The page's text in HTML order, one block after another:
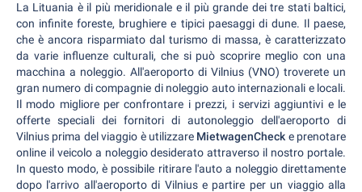
La Lituania è il più meridionale e il più grande dei tre stati baltici,
con infinite foreste, brughiere e tipici paesaggi di dune. Il paese,
che è ancora risparmiato dal turismo di massa, è caratterizzato
da varie influenze culturali, che si può scoprire meglio con una
macchina a noleggio. All'aeroporto di Vilnius (VNO) troverete un
gran numero di compagnie di noleggio auto internazionali e locali.
Il modo migliore per confrontare i prezzi, i servizi aggiuntivi e le
offerte speciali dei fornitori di autonoleggio dell'aeroporto di
Vilnius prima del viaggio è utilizzare MietwagenCheck e prenotare
online il veicolo a noleggio desiderato attraverso il nostro portale.
In questo modo, è possibile ritirare l'auto a noleggio direttamente
dopo l'arrivo all'aeroporto di Vilnius e partire per un viaggio alla